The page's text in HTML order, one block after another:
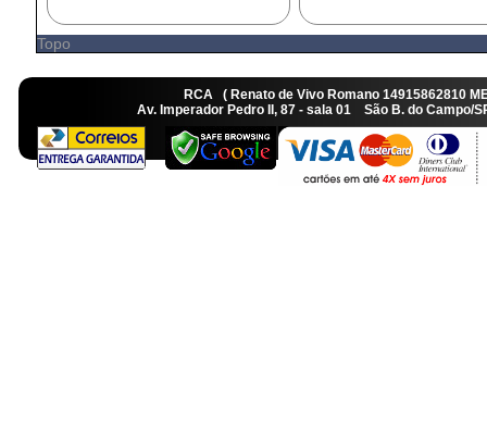
Topo
RCA ( Renato de Vivo Romano
Av. Imperador Pedro II, 87 - sala 01 São B. do